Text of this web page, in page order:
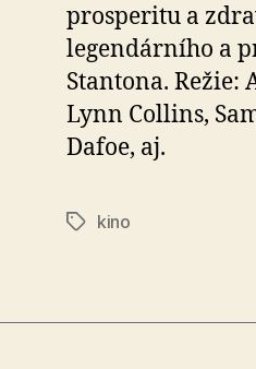
prosperitu a
legendárního a
Stantona.
Lynn Collins,
Dafoe, aj.
Štítkykino